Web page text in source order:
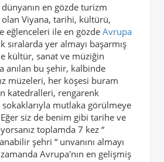
dünyanın en gözde turizm
Viyana, tarihi, kültürü,
eğlenceleri ile en gözde Avrupa
sıralarda yer almayı başarmış
kültür, sanat ve müziğin
anılan bu şehir, kalbinde
müzeleri, her köşesi buram
katedralleri, rengarenk
sokaklarıyla mutlaka görülmeye
siz de benim gibi tarihe ve
toplamda 7 kez “
şehri “ unvanını almayı
zamanda Avrupa'nın en gelişmiş